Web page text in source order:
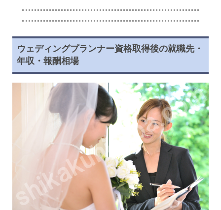
ウェディングプランナー資格取得後の就職先・
年収・報酬相場